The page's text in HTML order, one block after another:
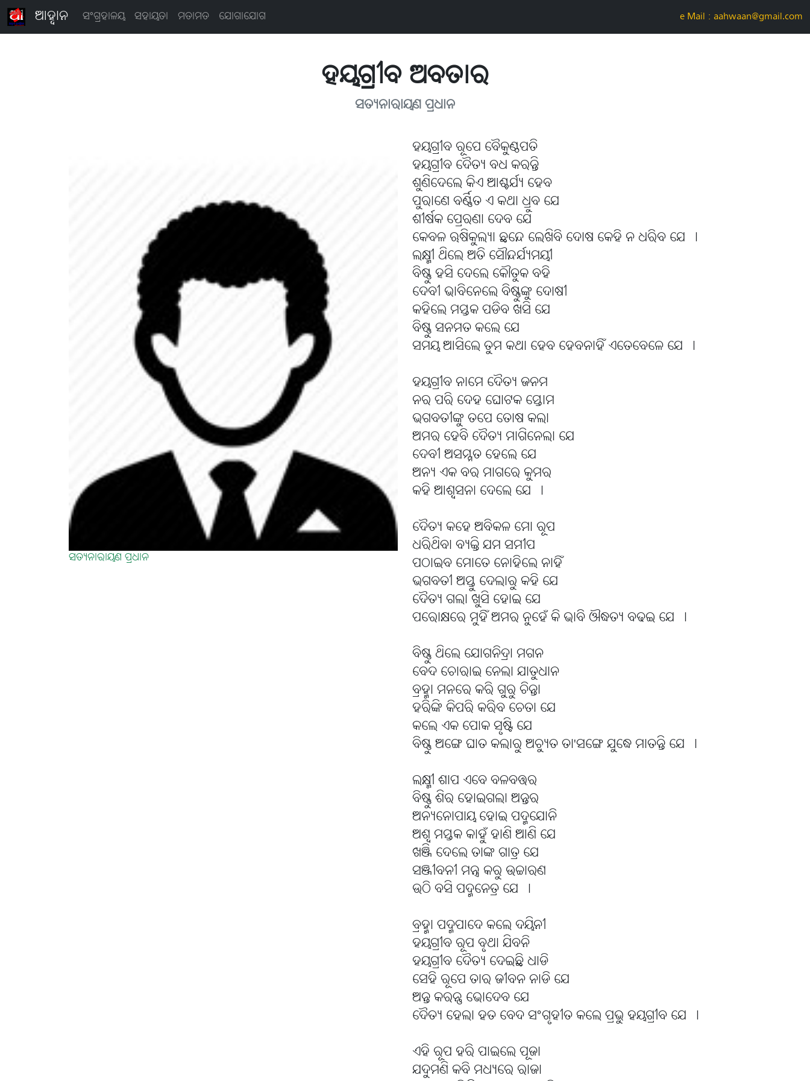
ଆହ୍ବାନ ସଂଗ୍ରହାଳୟ ସହାୟତା ମତାମତ ଯୋଗାଯୋଗ e-Mail : aahwaan@gmail.com
ହୟଗ୍ରୀବ ଅବତାର
ସତ୍ୟନାରାୟଣ ପ୍ରଧାନ
ସତ୍ୟନାରାୟଣ ପ୍ରଧାନ
ହୟଗ୍ରୀବ ରୂପେ ବୈକୁଣ୍ଠପତି
ହୟଗ୍ରୀବ ଦୈତ୍ୟ ବଧ କରନ୍ତି
ଶୁଣିଦେଲେ କିଏ ଆଶ୍ଚର୍ଯ୍ୟ ହେବ
ପୁରାଣେ ବର୍ଣ୍ଣିତ ଏ କଥା ଧ୍ରୁବ ଯେ
ଶୀର୍ଷକ ପ୍ରେରଣା ଦେବ ଯେ
କେବଳ ଋଷିକୁଲ୍ୟା ଛନ୍ଦେ ଲେଖିବି ଦୋଷ କେହି ନ ଧରିବ ଯେ ।
ଲକ୍ଷ୍ମୀ ଥିଲେ ଅତି ସୌନ୍ଦର୍ଯ୍ୟମୟୀ
ବିଷ୍ଣୁ ହସି ଦେଲେ କୌତୁକ ବହି
ଦେବୀ ଭାବିନେଲେ ବିଷ୍ଣୁଙ୍କୁ ଦୋଷୀ
କହିଲେ ମସ୍ତକ ପଡିବ ଖସି ଯେ
ବିଷ୍ଣୁ ସନମତ କଲେ ଯେ
ସମୟ ଆସିଲେ ତୁମ କଥା ହେବ ହେବନାହିଁ ଏତେବେଳେ ଯେ ।
ହୟଗ୍ରୀବ ନାମେ ଦୈତ୍ୟ ଜନମ
ନର ପରି ଦେହ ଘୋଟକ ସ୍ତୋମ
ଭଗବତୀଙ୍କୁ ତପେ ତୋଷ କଲା
ଅମର ହେବି ଦୈତ୍ୟ ମାଗିନେଲା ଯେ
ଦେବୀ ଅସମ୍ମତ ହେଲେ ଯେ
ଅନ୍ୟ ଏକ ବର ମାଗରେ କୁମର
କହି ଆଶ୍ବସନା ଦେଲେ ଯେ ।
ଦୈତ୍ୟ କହେ ଅବିକଳ ମୋ ରୂପ
ଧରିଥିବା ବ୍ୟକ୍ତି ଯମ ସମୀପ
ପଠାଇବ ମୋତେ ନୋହିଲେ ନାହିଁ
ଭଗବତୀ ଅସ୍ତୁ ଦେଲାରୁ କହି ଯେ
ଦୈତ୍ୟ ଗଲା ଖୁସି ହୋଇ ଯେ
ପରୋକ୍ଷରେ ମୁହିଁ ଅମର ନୁହେଁ କି ଭାବି ଔଦ୍ଧତ୍ୟ ବଢଇ ଯେ ।
ବିଷ୍ଣୁ ଥିଲେ ଯୋଗନିଦ୍ରା ମଗନ
ବେଦ ଚୋରାଇ ନେଲା ଯାତୁଧାନ
ବ୍ରହ୍ମା ମନରେ କରି ଗୁରୁ ଚିନ୍ତା
ହରିଙ୍କି କିପରି କରିବ ଚେତା ଯେ
କଲେ ଏକ ପୋକ ସୃଷ୍ଟି ଯେ
ବିଷ୍ଣୁ ଅଙ୍ଗେ ଘାତ କଲାରୁ ଅଚ୍ୟୁତ ତା'ସଙ୍ଗେ ଯୁଦ୍ଧେ ମାତନ୍ତି ଯେ ।
ଲକ୍ଷ୍ମୀ ଶାପ ଏବେ ବଳବତ୍ତର
ବିଷ୍ଣୁ ଶିର ହୋଇଗଲା ଅନ୍ତର
ଅନ୍ୟନୋପାୟ ହୋଇ ପଦ୍ମଯୋନି
ଅଶ୍ବ ମସ୍ତକ କାହୁଁ ହାଣି ଆଣି ଯେ
ଖଞ୍ଜି ଦେଲେ ତାଙ୍କ ଗାତ୍ର ଯେ
ସଞ୍ଜୀବନୀ ମନ୍ତ୍ର କରୁ ଉଚ୍ଚାରଣ
ଉଠି ବସି ପଦ୍ମନେତ୍ର ଯେ ।
ବ୍ରହ୍ମା ପଦ୍ମପାଦେ କଲେ ଦୟିନୀ
ହୟଗ୍ରୀବ ରୂପ ବୃଥା ଯିବନି
ହୟଗ୍ରୀବ ଦୈତ୍ୟ ଦେଇଛି ଧାଡି
ସେହି ରୂପେ ତାର ଜୀବନ ନାଡି ଯେ
ଅନ୍ତ କରନ୍ତୁ ଭୋଦେବ ଯେ
ଦୈତ୍ୟ ହେଲା ହତ ବେଦ ସଂଗୃହୀତ କଲେ ପ୍ରଭୁ ହୟଗ୍ରୀବ ଯେ ।
ଏହି ରୂପ ହରି ପାଇଲେ ପୂଜା
ଯଦୁମଣି କବି ମଧ୍ୟରେ ରାଜା